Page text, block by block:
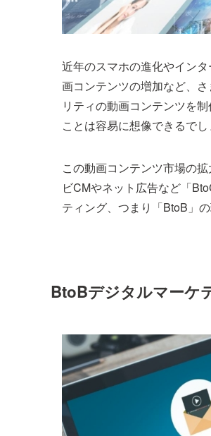
近年のスマホの進化やイン
画コンテンツの増加など、
リティの動画コンテンツを
ことは容易に想像できるでし
この動画コンテンツ市場の
ビCMやネット広告など「
ティング、つまり「BtoB」
BtoBデジタルマーケ